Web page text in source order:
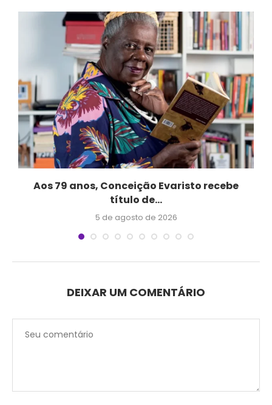
Aos 79 anos, Conceição Evaristo recebe
título de...
5 de agosto de 2026
DEIXAR UM COMENTÁRIO